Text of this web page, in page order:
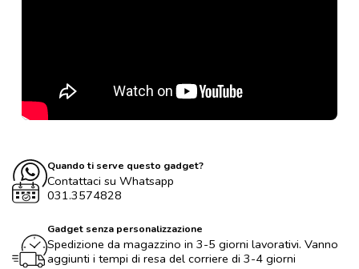
Quando ti serve questo gadget?
Contattaci su Whatsapp
031.3574828
Gadget senza personalizzazione
Spedizione da magazzino in 3-5 giorni lavorativi. Vanno
aggiunti i tempi di resa del corriere di 3-4 giorni